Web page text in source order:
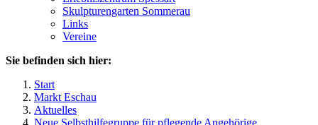
Skulpturengarten Sommerau
Links
Vereine
Sie befinden sich hier:
Start
Markt Eschau
Aktuelles
Neue Selbsthilfegruppe für pflegende Angehörige